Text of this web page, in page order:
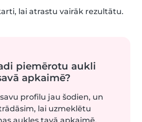
lai atrastu vairāk rezultātu.
piemērotu aukli
apkaimē?
profilu jau šodien, un
lai uzmeklētu